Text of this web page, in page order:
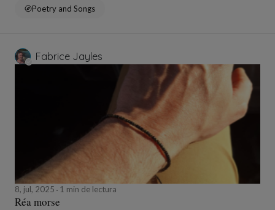
Poetry and Songs
Fabrice Jayles
8, jul, 2025 1 min de lectura
Réa morse